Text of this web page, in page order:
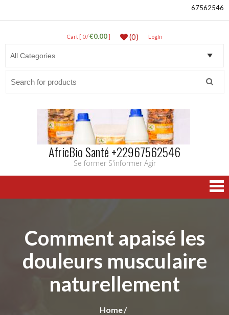
67562546
Cart [ 0 /€0.00] (0) LogIn
AfricBio Santé +22967562546
Se former S'informer Agir
Comment apaisé les
douleurs musculaire
naturellement
Home